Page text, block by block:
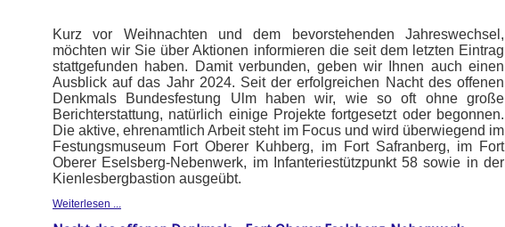
Kurz vor Weihnachten und dem bevorstehenden Jahreswechsel,
möchten wir Sie über Aktionen informieren die seit dem letzten Eintrag
stattgefunden haben. Damit verbunden, geben wir Ihnen auch einen
Ausblick auf das Jahr 2024. Seit der erfolgreichen Nacht des offenen
Denkmals Bundesfestung Ulm haben wir, wie so oft ohne große
Berichterstattung, natürlich einige Projekte fortgesetzt oder begonnen.
Die aktive, ehrenamtlich Arbeit steht im Focus und wird überwiegend im
Festungsmuseum Fort Oberer Kuhberg, im Fort Safranberg, im Fort
Oberer Eselsberg-Nebenwerk, im Infanteriestützpunkt 58 sowie in der
Kienlesbergbastion ausgeübt.
Weiterlesen ...